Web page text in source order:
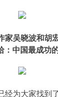
家吴晓波和胡
中国最成功
经为大家找到